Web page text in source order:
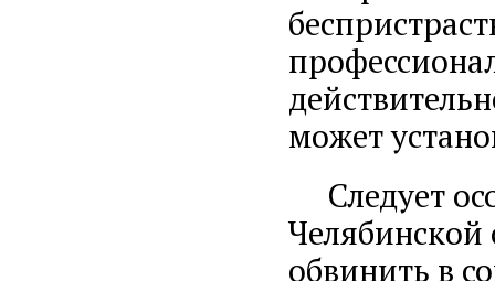
может
Следует
Челябинской
обвинить в